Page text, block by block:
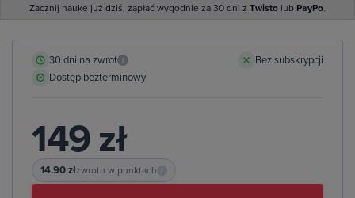
Zacznij naukę już dziś, zapłać wygodnie za 30 dni z Twisto lub PayPo.
30 dni na zwrot i
Bez subskrypcji
Dostęp bezterminowy
149 zł
14.90 złzwrotu w punktach